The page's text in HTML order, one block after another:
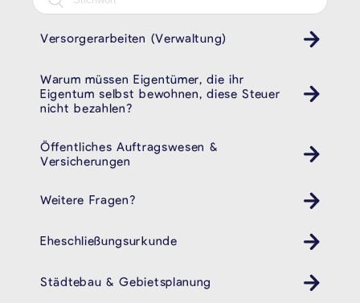
Versorgerarbeiten (Verwaltung)
Warum müssen Eigentümer, die ihr
Eigentum selbst bewohnen, diese Steuer
nicht bezahlen?
Öffentliches Auftragswesen &
Versicherungen
Weitere Fragen?
Eheschließungsurkunde
Städtebau & Gebietsplanung